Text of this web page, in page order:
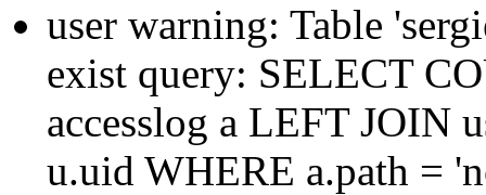
user warning: Table
exist query: SELECT
accesslog a LEFT JOIN
u.uid WHERE a.path =